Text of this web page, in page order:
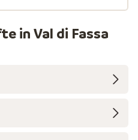
in Val di Fassa